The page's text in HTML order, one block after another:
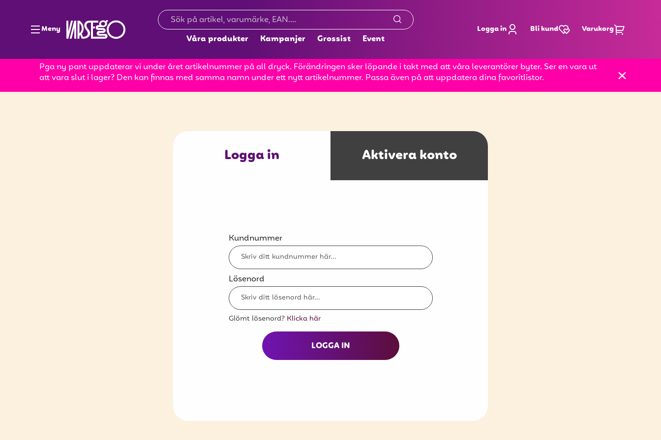
Meny
Våra produkter Kampanjer Grossist Event
Logga in Bli kund Varukorg
Pga ny pant uppdaterar vi under året artikelnummer på all dryck. Förändringen sker löpande i takt med att våra leverantörer byter. Ser en vara ut
att vara slut i lager? Den kan finnas med samma namn under ett nytt artikelnummer. Passa även på att uppdatera dina favoritlistor.
Logga in Aktivera konto
Kundnummer
Lösenord
Glömt lösenord? Klicka här
LOGGA IN